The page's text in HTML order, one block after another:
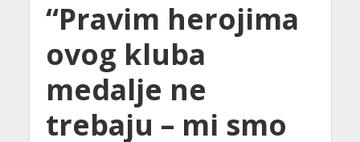
“Pravim herojima
ovog kluba
medalje ne
trebaju – mi smo